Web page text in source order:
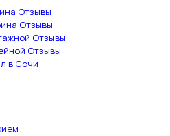
Отзывы
Отзывы
Отзывы
Отзывы
в Сочи